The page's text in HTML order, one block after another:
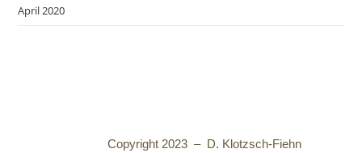
April 2020
Copyright 2023 – D. Klotzsch-Fiehn